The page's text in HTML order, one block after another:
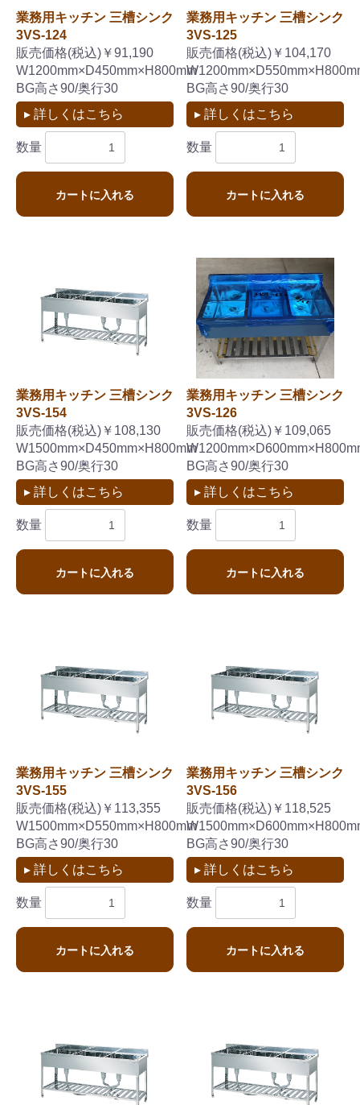
業務用キッチン 三槽シンク
3VS-124
販売価格(税込)￥91,190
W1200mm×D450mm×H800mm
BG高さ90/奥行30
▸ 詳しくはこちら
数量
カートに入れる
業務用キッチン 三槽シンク
3VS-125
販売価格(税込)￥104,170
BG高さ90/奥行30
▸ 詳しくはこちら
数量
カートに入れる
業務用キッチン 三槽シンク
3VS-154
販売価格(税込)￥108,130
W1500mm×D450mm×H800mm
BG高さ90/奥行30
▸ 詳しくはこちら
数量
カートに入れる
業務用キッチン 三槽シンク
3VS-126
販売価格(税込)￥109,065
BG高さ90/奥行30
▸ 詳しくはこちら
数量
カートに入れる
業務用キッチン 三槽シンク
3VS-155
販売価格(税込)￥113,355
W1500mm×D550mm×H800mm
BG高さ90/奥行30
▸ 詳しくはこちら
数量
カートに入れる
業務用キッチン 三槽シンク
3VS-156
販売価格(税込)￥118,525
BG高さ90/奥行30
▸ 詳しくはこちら
数量
カートに入れる
お買い物を続ける カートへ進む